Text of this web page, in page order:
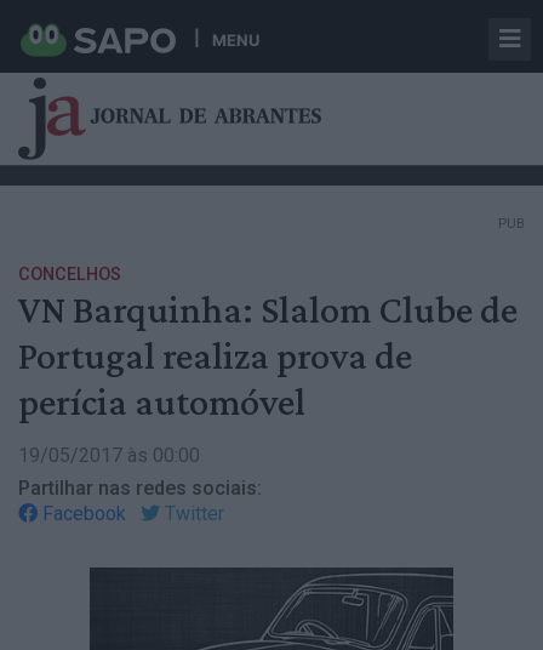
MENU
PUB
CONCELHOS
VN Barquinha: Slalom Clube de
Portugal realiza prova de
perícia automóvel
19/05/2017 às 00:00
Partilhar nas redes sociais:
Facebook
Twitter